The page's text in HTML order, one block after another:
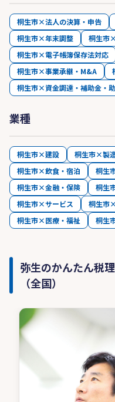
桐生市×法人の決算・申告
桐生市×年末調整
桐生市
桐生市×電子帳簿保存法対応
桐生市×事業承継・M&A
桐生市×資金調達・補助金・
業種
桐生市×建設 桐生市×製
桐生市×飲食・宿泊
桐生
桐生市×金融・保険
桐生
桐生市×サービス
桐生市
桐生市×医療・福祉
桐生
弥生のかんたん税
（全国）